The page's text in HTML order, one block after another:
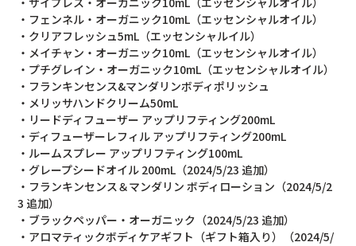
・フェンネル・オーガニック10mL（エッセンシャルオイル）
・クリアフレッシュ5mL（エッセンシャルイル）
・メイチャン・オーガニック10mL（エッセンシャルオイル）
・プチグレイン・オーガニック10mL（エッセンシャルオイル）
・フランキンセンス&マンダリンボディポリッシュ
・メリッサハンドクリーム50mL
・リードディフューザー アップリフティング200mL
・ディフューザーレフィル アップリフティング200mL
・ルームスプレー アップリフティング100mL
・グレープシードオイル 200mL（2024/5/23 追加）
・フランキンセンス＆マンダリン ボディローション（2024/5/2
3 追加）
・ブラックペッパー・オーガニック（2024/5/23 追加）
・アロマティックボディケアギフト（ギフト箱入り）（2024/5/